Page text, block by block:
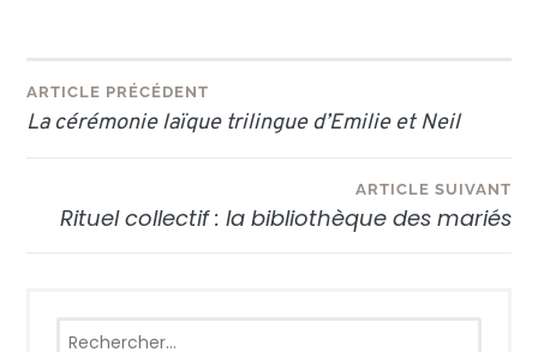
Navigation
l’article
ARTICLE PRÉCÉDENT
La cérémonie laïque trilingue d’Emilie et Neil
ARTICLE SUIVANT
Rituel collectif : la bibliothèque des mariés